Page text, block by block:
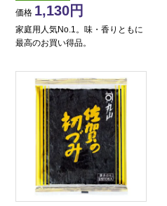
価格 1,130
家庭用人気No.1。味・香りともに
最高のお買い得品。